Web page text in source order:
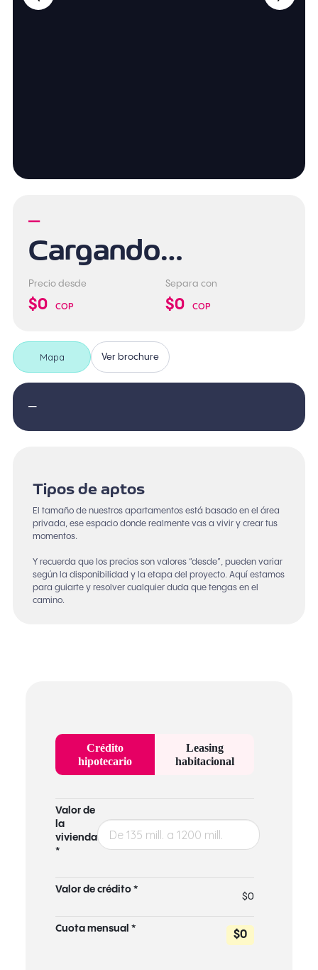
—
Cargando…
Precio desde
$0 COP
Separa con
$0 COP
Mapa Ver brochure
—
Tipos de aptos
El tamaño de nuestros apartamentos está basado en el área
privada, ese espacio donde realmente vas a vivir y crear tus
momentos.
Y recuerda que los precios son valores “desde”, pueden variar
según la disponibilidad y la etapa del proyecto. Aquí estamos
para guiarte y resolver cualquier duda que tengas en el
camino.
Crédito
hipotecario
Leasing
habitacional
Valor de
la
vivienda
*
Valor de crédito *
$0
Cuota mensual *
$0